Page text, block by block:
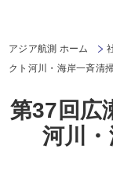
アジア航測 ホーム
クト河川・海岸一斉清
第37回広
河川